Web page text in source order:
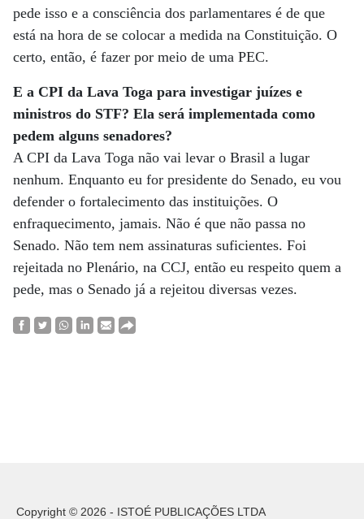
pede isso e a consciência dos parlamentares é de que
está na hora de se colocar a medida na Constituição. O
certo, então, é fazer por meio de uma PEC.
E a CPI da Lava Toga para investigar juízes e
ministros do STF? Ela será implementada como
pedem alguns senadores?
A CPI da Lava Toga não vai levar o Brasil a lugar
nenhum. Enquanto eu for presidente do Senado, eu vou
defender o fortalecimento das instituições. O
enfraquecimento, jamais. Não é que não passa no
Senado. Não tem nem assinaturas suficientes. Foi
rejeitada no Plenário, na CCJ, então eu respeito quem a
pede, mas o Senado já a rejeitou diversas vezes.
Copyright © 2026 - ISTOÉ PUBLICAÇÕES LTDA